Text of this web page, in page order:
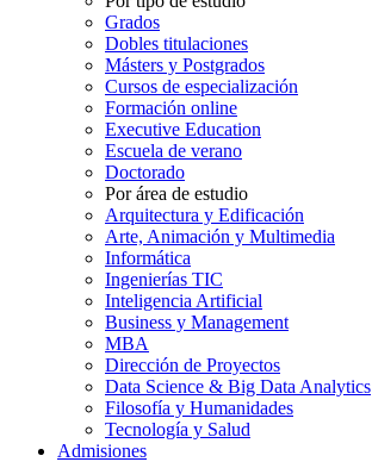
Grados
Dobles titulaciones
Másters y Postgrados
Cursos de especialización
Formación online
Executive Education
Escuela de verano
Doctorado
Por área de estudio
Arquitectura y Edificación
Arte, Animación y Multimedia
Informática
Ingenierías TIC
Inteligencia Artificial
Business y Management
MBA
Dirección de Proyectos
Data Science & Big Data Analytics
Filosofía y Humanidades
Tecnología y Salud
Admisiones